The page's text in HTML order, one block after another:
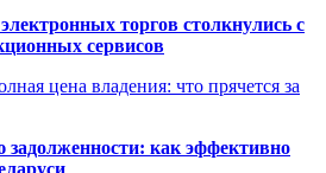
торгов столкнулись с
сервисов
цена владения: что прячется за
как эффективно